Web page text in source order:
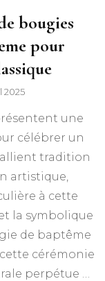
bougies
pour
2025
une
célébrer un
allient tradition
artistique,
à cette
la symbolique
de baptême
cérémonie
perpétue …